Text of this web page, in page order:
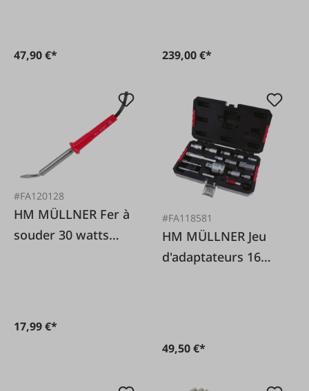
47,90 €* 239,00 €*
#FA120128
HM MÜLLNER Fer à
souder 30 watts
17,99 €*
#FA118581
HM MÜLLNER Jeu
d'adaptateurs 16
49,50 €*